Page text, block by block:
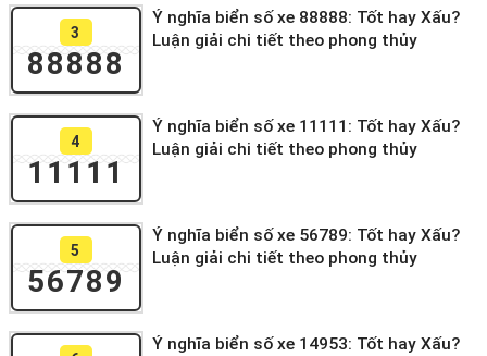
3
88888
Ý nghĩa biển số xe 88888: Tốt hay Xấu?
Luận giải chi tiết theo phong thủy
4
11111
Ý nghĩa biển số xe 11111: Tốt hay Xấu?
Luận giải chi tiết theo phong thủy
5
56789
Ý nghĩa biển số xe 56789: Tốt hay Xấu?
Luận giải chi tiết theo phong thủy
Ý nghĩa biển số xe 14953: Tốt hay Xấu?